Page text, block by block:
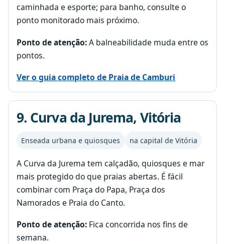
caminhada e esporte; para banho, consulte o
ponto monitorado mais próximo.
Ponto de atenção:A balneabilidade muda entre os
pontos.
Ver o guia completo de Praia de Camburi
9. Curva da Jurema, Vitória
Enseada urbana e quiosques na capital de Vitória
A Curva da Jurema tem calçadão, quiosques e mar
mais protegido do que praias abertas. É fácil
combinar com Praça do Papa, Praça dos
Namorados e Praia do Canto.
Ponto de atenção: Fica concorrida nos fins de
semana.